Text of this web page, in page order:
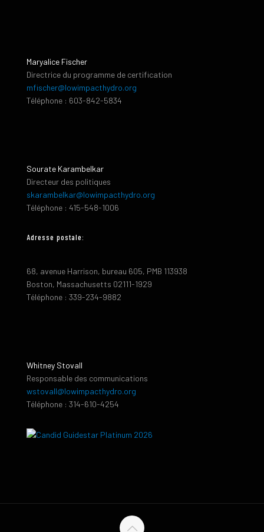
Maryalice Fischer
Directrice du programme de certification
mfischer@lowimpacthydro.org
Téléphone : 603-842-5834
Sourate Karambelkar
Directeur des politiques
skarambelkar@lowimpacthydro.org
Téléphone : 415-548-1006
Adresse postale:
68, avenue Harrison, bureau 605, PMB 113938
Boston, Massachusetts 02111-1929
Téléphone : 339-234-9882
Whitney Stovall
Responsable des communications
wstovall@lowimpacthydro.org
Téléphone : 314-610-4254